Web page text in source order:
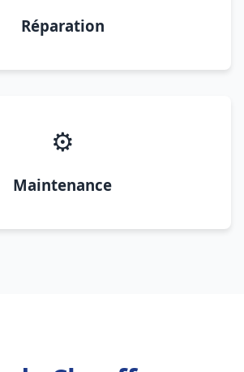
Réparation
⚙️
Maintenance